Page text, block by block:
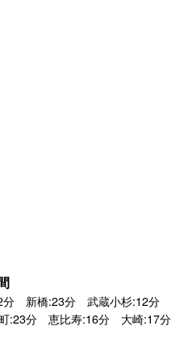
新橋:23分 武蔵小杉:12分
:23分 恵比寿:16分 大崎:17分